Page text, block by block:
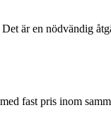
är en nödvändig
fast pris inom